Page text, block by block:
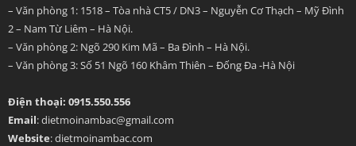
– Văn phòng 1: 1518 – Tòa nhà CT5 / DN3 – Nguyễn Cơ Thạch – Mỹ Đình
2 – Nam Từ Liêm – Hà Nội.
– Văn phòng 2: Ngõ 290 Kim Mã – Ba Đình – Hà Nội.
– Văn phòng 3: Số 51 Ngõ 160 Khâm Thiên – Đống Đa -Hà Nội
Điện thoại: 0915.550.556
Email: dietmoinambac@gmail.com
Website: dietmoinambac.com